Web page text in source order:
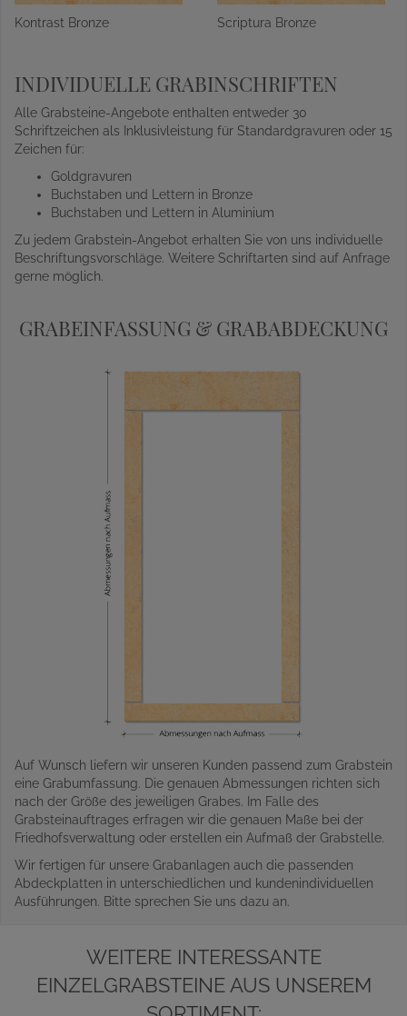
Kontrast Bronze Scriptura Bronze
INDIVIDUELLE GRABINSCHRIFTEN
Alle Grabsteine-Angebote enthalten entweder 30
Schriftzeichen als Inklusivleistung für Standardgravuren oder 15
Zeichen für:
Goldgravuren
Buchstaben und Lettern in Bronze
Buchstaben und Lettern in Aluminium
Zu jedem Grabstein-Angebot erhalten Sie von uns individuelle
Beschriftungsvorschläge. Weitere Schriftarten sind auf Anfrage
gerne möglich.
GRABEINFASSUNG & GRABABDECKUNG
Auf Wunsch liefern wir unseren Kunden passend zum Grabstein
eine Grabumfassung. Die genauen Abmessungen richten sich
nach der Größe des jeweiligen Grabes. Im Falle des
Grabsteinauftrages erfragen wir die genauen Maße bei der
Friedhofsverwaltung oder erstellen ein Aufmaß der Grabstelle.
Wir fertigen für unsere Grabanlagen auch die passenden
Abdeckplatten in unterschiedlichen und kundenindividuellen
Ausführungen. Bitte sprechen Sie uns dazu an.
WEITERE INTERESSANTE
EINZELGRABSTEINE AUS UNSEREM